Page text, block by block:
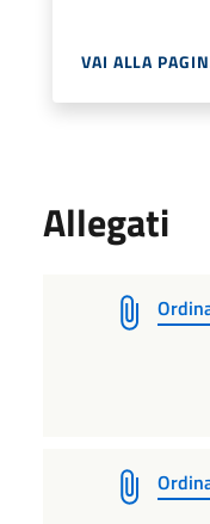
VAI ALLA
Allegati